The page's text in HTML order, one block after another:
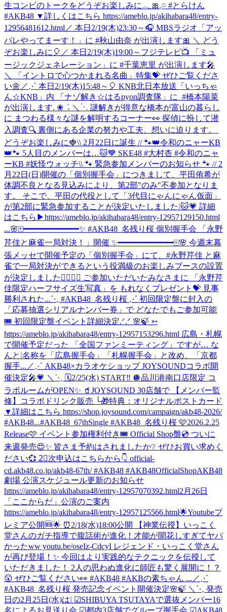
生コンビのトークをどうぞお楽しみに𓂃🎀𓈒𓏸 #とらけん
#AKB48 ▼詳しくはこちら https://ameblo.jp/akihabara48/entry-
12956481612.html ／ 本日2/19(木)23:30～🎧 MBSラジオ「アッ
パレやってまーす！」に #秋山由奈 が出演します🎀 ＼ どう
ぞお楽しみに🎈 ／ 本日2/19(木)19:00～フジテレビ📺 「ミュ
ージックジェネレーション」に #千葉恵里 が出演します🎤
＼ 「イントロで心つかまれる名曲」特集💝 ぜひご覧くださ
い🌼 ‎／⋰ ‎本日2/19(木)15:48～🎈 ‎KNB北日本放送「いっちゃ
ん☆KNB」内 ‎「ナゾ解き☆はるpyon調査隊」に ‎ ⁦‪#橋本陽菜‬⁩
が出演します. ❀ ݁ ˖ ‎＼⋱ ‎謎解きが得意な橋本が富山の暮らし
に ‎まつわる様々な謎を解明するコーナー👀 ‎探偵に扮して潜
入調査🔍 ‎裏側にある企業の努力や工夫、想いに迫ります。 ‎
どうぞお楽しみに🍓\\ 2月22日に誕生 // 🐾👑令和のニャーKB
👑🐾 5人目のメンバーは…🐱💙 SKE48 #大村杏 #令和のニャ
ーKB #妖怪ウォッチ\\ 🐾 緊急参加メンバーのお知らせ 🐾 // 2
月22日(日)開催の「個別握手会」につきまして、平田侑希が
体調不良となる見込みにより、第2部"のみ"不参加となりま
す。 そこで、平田の代役として「3代目にゃんにゃん仮面」
が第2部に緊急参加することが決定いたしました❕🐱💗 詳細
はこちら▶https://ameblo.jp/akihabara48/entry-12957129150.html
...🌸🀄️━━━━━━━━━━━✨ #AKB48_名残り桜 個別握手会 「永野
芹佳と麻雀一局対決！」開催 ✨━━━━━━━━━━━🀄️🌸 今週末幕
張メッセで開催予定の「個別握手会」にて、#永野芹佳 と麻
雀で一局対決ができるという役満級のお楽しみブースの設置
が決定しました✊🏻🎯💖 ご参加いただいたみなさまに 「永野芹
佳限定ハーフサイズ生写真」を もれなくプレゼント💝 見事
勝利された...⋱ #AKB48_名残り桜 ⋰ 初回限定盤に封入の
「応募抽選シリアルナンバー券」で どなたでもご参加可能
🎟️ 初回限定盤イベント詳細決定.ᐟ.ᐟ 🌸🍃 ➳
https://ameblo.jp/akihabara48/entry-12957153296.html 広島・札幌
で開催予定だった 「全国ファンミーティング」ですが… な
んと❕名称を「広島握手会」「札幌握手会」と改め、「京都
握手... ／⋰ AKB48×カラオケショップ JOYSOUNDコラボ開
催決定🎤💗 ＼⋱ 🗓️2/25(水) START‼️ 🪩品川港南口店限定 コ
ラボルームがOPEN✨ 🥤JOYSOUND 30店舗で 【メンバー監
修】コラボドリンク販売 └🎁特典：オリジナルポストカード
▼詳細はこちら https://shop.joysound.com/campaign/akb48-2026/
#AKB48...#AKB48_67thSingle #AKB48_名残り桜 🩷2026.2.25
Release🩷 イベント参加権利付き🎟️ Official Shop盤💿 ついに
来週発売😍✨ 皆さま予約はされましたか❔ ぜひお買い求めく
ださい💞 2⃣次申込はこちらから👇 official-
cd.akb48.co.jp/akb48-67th/ #AKB48 #AKB48OfficialShopAKB48
劇場 公演スケジュール更新のお知らせ
https://ameblo.jp/akihabara48/entry-12957070392.html2月26日
「ここからだ」公演のご案内
https://ameblo.jp/akihabara48/entry-12957125566.html🌟Youtubeプ
レミア公開🆕🌟 ⏰2/18(水)18:00公開 【神業伝授】いっこく
堂さんのガチ指導で腹話術が進化！才能が開花しすぎてヤバ
かったww youtu.be/oseIz-CdcyI レジェンド・いっこく堂さん
が再び登場！✨ 今回はより実践的なテクニックを伝授して
いただきました！ 2人の思わぬ進化に師匠も驚く展開に！？
😲 ぜひご覧ください👀 #AKB48 #AKBの素ちゃん ... ／⋰
#AKB48_名残り桜 発売記念イベント開催決定🌸🍃 ＼⋱ 発売
日の2月25日(水)は❕ ☑︎SHIBUYA TSUTAYAで選抜メンバー16
名によるお見送り会 ☑︎都内3店舗でグループ握手会 ☑︎AKB48